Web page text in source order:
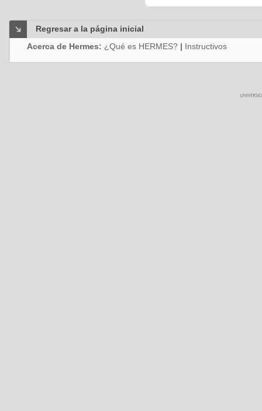
Regresar a la página inicial
Acerca de Hermes: ¿Qué es HERMES? | Instructivos